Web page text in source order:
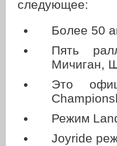
следующее:
Более 50
Пять
Мичиган,
Это
Режим
Joyride